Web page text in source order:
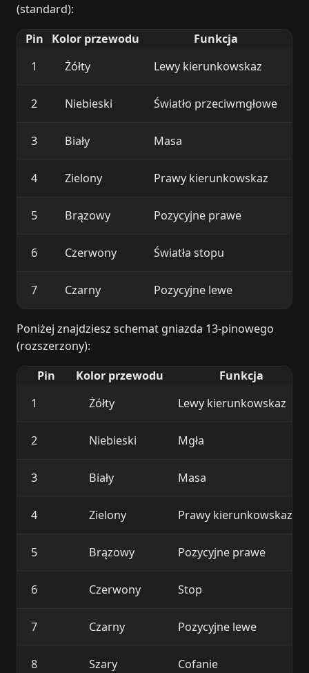
(standard):
Pin
Kolor przewodu
Funkcja
1
Żółty Lewy kierunkowskaz
2 Niebieski Światło przeciwmgłowe
3 Biały Masa
4 Zielony Prawy kierunkowskaz
5 Brązowy Pozycyjne prawe
6 Czerwony Światła stopu
7 Czarny Pozycyjne lewe
Poniżej znajdziesz schemat gniazda 13‑pinowego
(rozszerzony):
Pin
Kolor przewodu
Funkcja
1
Żółty Lewy kierunkowskaz
2 Niebieski Mgła
3 Biały Masa
4 Zielony Prawy kierunkowskaz
5 Brązowy Pozycyjne prawe
6 Czerwony Stop
7 Czarny Pozycyjne lewe
8 Szary Cofanie